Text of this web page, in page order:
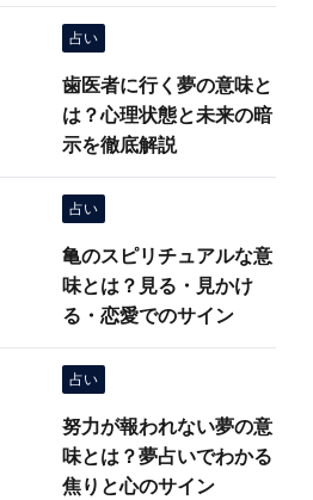
占い
歯医者に行く夢の意味と
は？心理状態と未来の暗
示を徹底解説
占い
亀のスピリチュアルな意
味とは？見る・見かけ
る・恋愛でのサイン
占い
努力が報われない夢の意
味とは？夢占いでわかる
焦りと心のサイン